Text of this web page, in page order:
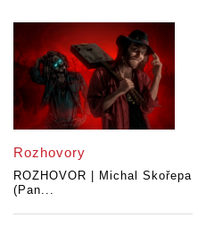
Rozhovory
ROZHOVOR | Michal Skořepa
(Pan...